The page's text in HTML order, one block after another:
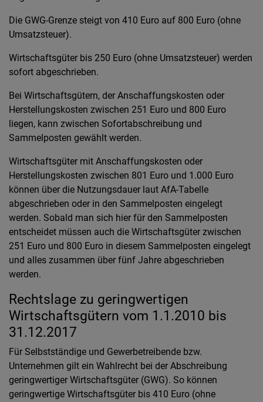
Die GWG-Grenze steigt von 410 Euro auf 800 Euro (ohne
Umsatzsteuer).
Wirtschaftsgüter bis 250 Euro (ohne Umsatzsteuer) werden
sofort abgeschrieben.
Bei Wirtschaftsgütern, der Anschaffungskosten oder
Herstellungskosten zwischen 251 Euro und 800 Euro
liegen, kann zwischen Sofortabschreibung und
Sammelposten gewählt werden.
Wirtschaftsgüter mit Anschaffungskosten oder
Herstellungskosten zwischen 801 Euro und 1.000 Euro
können über die Nutzungsdauer laut AfA-Tabelle
abgeschrieben oder in den Sammelposten eingelegt
werden. Sobald man sich hier für den Sammelposten
entscheidet müssen auch die Wirtschaftsgüter zwischen
251 Euro und 800 Euro in diesem Sammelposten eingelegt
und alles zusammen über fünf Jahre abgeschrieben
werden.
Rechtslage zu geringwertigen
Wirtschaftsgütern vom 1.1.2010 bis
31.12.2017
Für Selbstständige und Gewerbetreibende bzw.
Unternehmen gilt ein Wahlrecht bei der Abschreibung
geringwertiger Wirtschaftsgüter (GWG). So können
geringwertige Wirtschaftsgüter bis 410 Euro (ohne